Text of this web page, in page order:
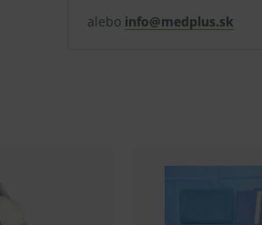
alebo info@medplus.sk